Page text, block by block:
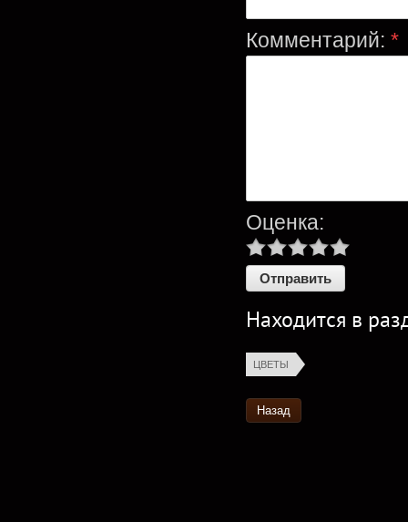
Комментарий: *
Оценка:
Находится в
ЦВЕТЫ
Назад